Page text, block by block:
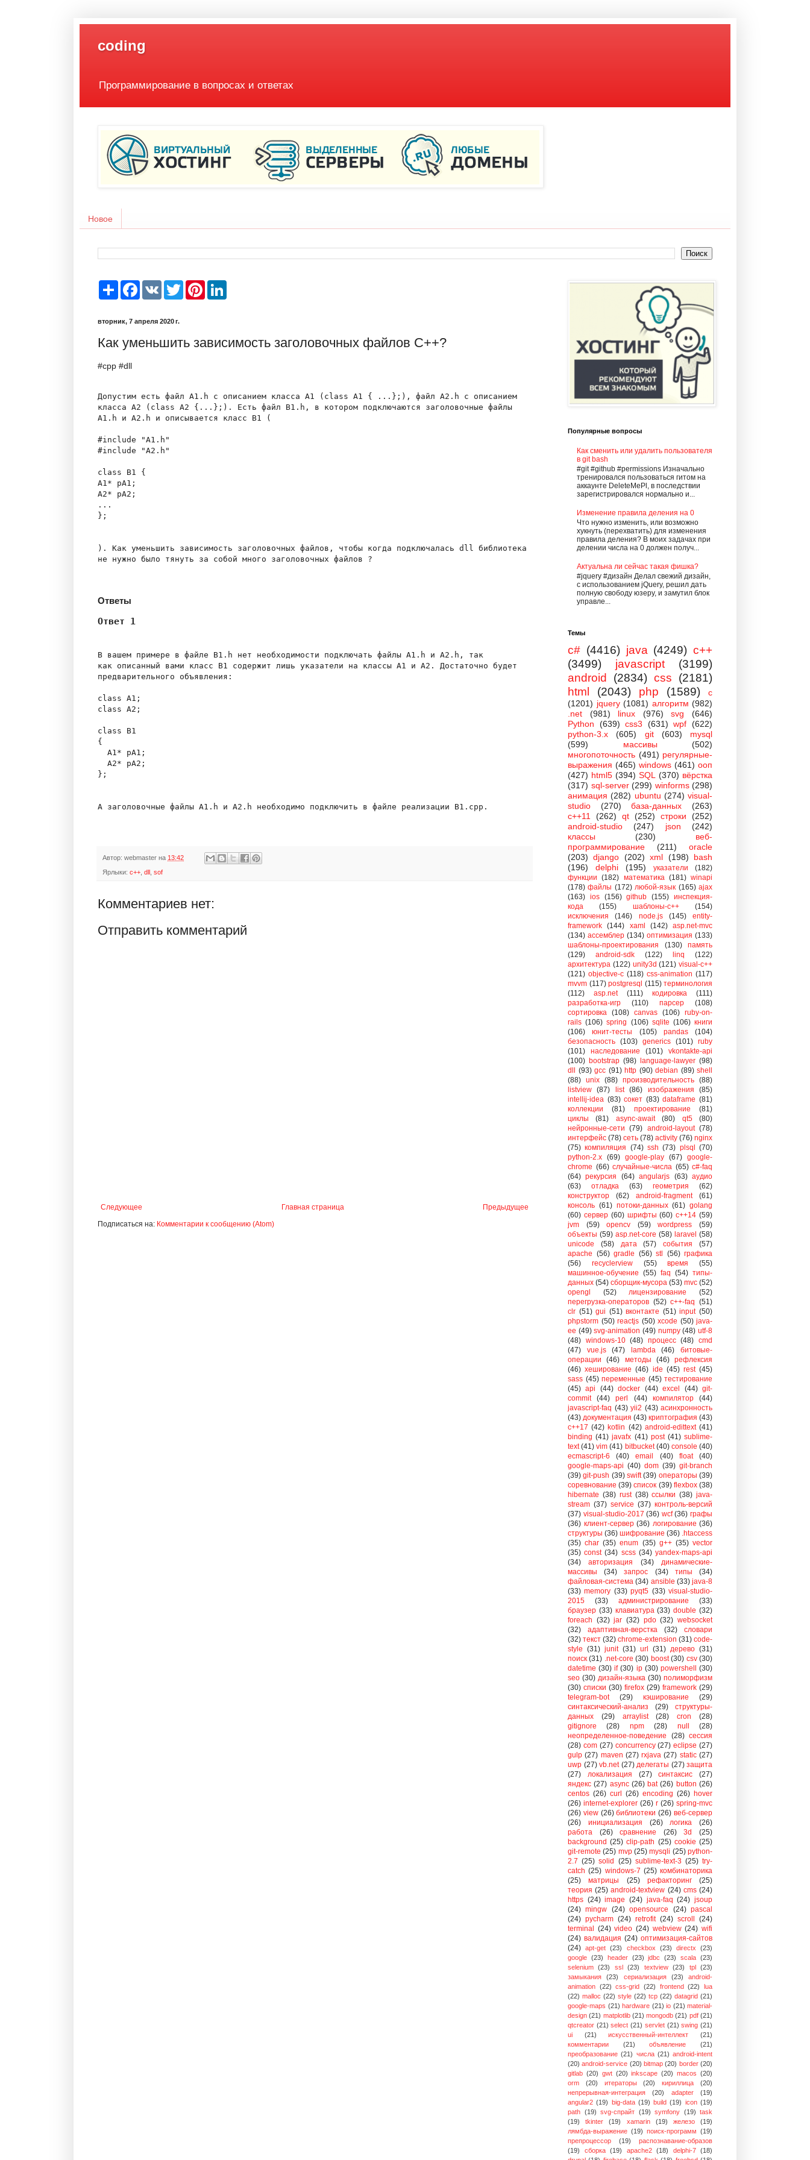
coding
Программирование в вопросах и ответах
Новое
e
b
o
w
r
e
I
вторник, 7 апреля 2020 г.
Как уменьшить зависимость заголовочных файлов C++?
#cpp #dll
Допустим есть файл A1.h с описанием класса A1 (class A1 { ...};), файл A2.h с описанием
класса A2 (class A2 {...};). Есть файл B1.h, в котором подключаются заголовочные файлы
A1.h и A2.h и описывается класс B1 (
#include "A1.h"
#include "A2.h"
class B1 {
A1* pA1;
A2* pA2;
...
};
). Как уменьшить зависимость заголовочных файлов, чтобы когда подключалась dll библиотека
не нужно было тянуть за собой много заголовочных файлов ?
Ответы
Ответ 1
В вашем примере в файле B1.h нет необходимости подключать файлы A1.h и A2.h, так
как описанный вами класс В1 содержит лишь указатели на классы А1 и А2. Достаточно будет
предварительного объявления:
class A1;
class A2;
class B1
{
  A1* pA1;
  A2* pA2;
};
Автор: webmaster на 13:42
Ярлыки: c++, dll , sof
Комментариев нет:
Отправить комментарий
Следующее Предыдущее
Главная страница
Подписаться на: Комментарии к сообщению (Atom)
Популярные вопросы
Как сменить или удалить пользователя
в git bash
#git #github #permissions Изначально
тренировался пользоваться гитом на
аккаунте DeleteMePl, в последствии
зарегистрировался нормально и...
Изменение правила деления на 0
Что нужно изменить, или возможно
хукнуть (перехватить) для изменения
правила деления? В моих задачах при
делении числа на 0 должен получ...
Актуальна ли сейчас такая фишка?
#jquery #дизайн Делал свежий дизайн,
с использованием jQuery, решил дать
полную свободу юзеру, и замутил блок
управле...
Темы
c# (4416) java (4249) c++
(3499)
javascript
(3199)
android
(2834) css
(2181)
html
(2043) php (1589)
c
(1201) jquery (1081) алгоритм (982)
.net
(981) linux (976) svg
(646)
Python
(639) css3 (631) wpf (622)
python-3.x
(605) git (603)
mysql
(599)
массивы
(502)
многопоточность (491) регулярные-
выражения (465) windows (461) ооп
(427) html5 (394) SQL (370) вёрстка
(317) sql-server (299) winforms (298)
анимация (282) ubuntu (274) visual-
studio
(270) база-данных
(263)
c++11
(262) qt (252) строки
(252)
android-studio
(247) json
(242)
классы
(230)
веб-
программирование
(211)
oracle
(203) django (202) xml (198)
bash
(196)
delphi (195) указатели
(182)
функции (182) математика (181) winapi
(178) файлы (172) любой-язык (165) ajax
(163) ios (156) github (155) инспекция-
кода
(155) шаблоны-с++
(154)
исключения
(146) node.js (145)
entity-
framework (144) xaml (142) asp.net-mvc
(134) ассемблер (134) оптимизация (133)
шаблоны-проектирования
(130)
память
(129)
android-sdk (122) linq
(122)
архитектура (122) unity3d (121) visual-c++
(121) objective-c (118) css-animation (117)
mvvm (117) postgresql (115) терминология
(112)
asp.net (111) кодировка
(111)
разработка-игр
(110) парсер
(108)
сортировка
(108) canvas (106) ruby-on-
rails (106) spring (106) sqlite (106) книги
(106)
юнит-тесты (105) pandas
(104)
безопасность (103) generics (101) ruby
(101)
наследование (101)
vkontakte-api
(100) bootstrap (98) language-lawyer (98)
dll (93) gcc (91) http (90) debian (89) shell
(88) unix (88) производительность (88)
listview
(87) list (86) изображения
(85)
intellij-idea (83) сокет (83) dataframe (81)
коллекции
(81) проектирование
(81)
циклы
(81) async-await (80) qt5
(80)
нейронные-сети (79) android-layout (78)
интерфейс (78) сеть (78) activity (76) nginx
(75) компиляция (74) ssh (73) plsql (70)
python-2.x (69) google-play (67) google-
chrome (66) случайные-числа (65) c#-faq
(64) рекурсия (64) angularjs (63) аудио
(63)
отладка (63) геометрия
(62)
конструктор
(62) android-fragment
(61)
консоль (61) потоки-данных (61) golang
(60) сервер (60) шрифты (60) c++14 (59)
jvm
(59) opencv (59) wordpress
(59)
объекты (59) asp.net-core (58) laravel (58)
unicode
(58) дата (57) события
(57)
apache (56) gradle (56) stl (56) графика
(56)
recyclerview (55) время
(55)
машинное-обучение (55) faq (54) типы-
данных (54) сборщик-мусора (53) mvc (52)
opengl
(52) лицензирование
(52)
перегрузка-операторов (52) c++-faq (51)
clr (51) gui (51) вконтакте (51) input (50)
phpstorm (50) reactjs (50) xcode (50) java-
ee (49) svg-animation (49) numpy (48) utf-8
(48) windows-10 (48) процесс (48) cmd
(47)
vue.js (47) lambda (46)
битовые-
операции
(46) методы (46) рефлексия
(46) хеширование (46) ide (45) rest (45)
sass (45) переменные (45) тестирование
(45) api (44) docker (44) excel (44) git-
commit
(44) perl (44) компилятор
(44)
javascript-faq (43) yii2 (43) асинхронность
(43) документация (43) криптография (43)
c++17 (42) kotlin (42) android-edittext (41)
binding (41) javafx (41) post (41) sublime-
text (41) vim (41) bitbucket (40) console (40)
ecmascript-6
(40) email (40) float
(40)
google-maps-api (40) dom (39) git-branch
(39) git-push (39) swift (39) операторы (39)
соревнование (39) список (39) flexbox (38)
hibernate (38) rust (38) ссылки (38) java-
stream (37) service (37) контроль-версий
(37) visual-studio-2017 (36) wcf (36) графы
(36) клиент-сервер (36) логирование (36)
структуры (36) шифрование (36) .htaccess
(35) char (35) enum (35) g++ (35) vector
(35) const (34) scss (34) yandex-maps-api
(34)
авторизация (34)
динамические-
массивы
(34) запрос (34) типы
(34)
файловая-система (34) ansible (33) java-8
(33) memory (33) pyqt5 (33) visual-studio-
2015
(33) администрирование
(33)
браузер (33) клавиатура (33) double (32)
foreach (32) jar (32) pdo (32) websocket
(32)
адаптивная-верстка (32)
словари
(32) текст (32) chrome-extension (31) code-
style (31) junit (31) url (31) дерево (31)
поиск (31) .net-core (30) boost (30) csv (30)
datetime (30) if (30) ip (30) powershell (30)
seo (30) дизайн-языка (30) полиморфизм
(30) списки (30) firefox (29) framework (29)
telegram-bot
(29) кэширование
(29)
синтаксический-анализ
(29)
структуры-
данных
(29) arraylist (28) cron
(28)
gitignore
(28) npm (28) null
(28)
неопределенное-поведение
(28) сессия
(28) com (27) concurrency (27) eclipse (27)
gulp (27) maven (27) rxjava (27) static (27)
uwp (27) vb.net (27) делегаты (27) защита
(27)
локализация (27) синтаксис
(27)
яндекс (27) async (26) bat (26) button (26)
centos (26) curl (26) encoding (26) hover
(26) internet-explorer (26) r (26) spring-mvc
(26) view (26) библиотеки (26) веб-сервер
(26)
инициализация (26) логика
(26)
работа
(26) сравнение (26) 3d
(25)
background (25) clip-path (25) cookie (25)
git-remote (25) mvp (25) mysqli (25) python-
2.7 (25) solid (25) sublime-text-3 (25) try-
catch (25) windows-7 (25) комбинаторика
(25)
матрицы (25) рефакторинг
(25)
теория (25) android-textview (24) cms (24)
https (24) image (24) java-faq (24) jsoup
(24) mingw (24) opensource (24) pascal
(24) pycharm (24) retrofit (24) scroll (24)
terminal (24) video (24) webview (24) wifi
(24) валидация (24) оптимизация-сайтов
(24) apt-get (23) checkbox (23) directx
(23)
google (23) header (23) jdbc (23) scala (23)
selenium
(23) ssl (23) textview (23) tpl
(23)
замыкания
(23) сериализация (23)
android-
animation (22) css-grid (22) frontend (22)
lua
(22) malloc (22) style (22) tcp (22) datagrid (21)
google-maps (21) hardware (21) io (21) material-
design (21) matplotlib (21) mongodb (21) pdf (21)
qtcreator (21) select (21) servlet (21) swing (21)
ui
(21) искусственный-интеллект
(21)
комментарии
(21) объявление
(21)
преобразование (21) числа (21) android-intent
(20) android-service (20) bitmap (20) border (20)
gitlab (20) gwt (20) inkscape (20) macos (20)
orm
(20) итераторы (20) кириллица
(20)
непрерывная-интеграция
(20) adapter
(19)
angular2 (19) big-data (19) build (19) icon (19)
path (19) svg-спрайт (19) symfony (19) task
(19)
tkinter (19) xamarin (19) железо
(19)
лямбда-выражение (19) поиск-программ (19)
препроцессор
(19)
распознавание-образов
(19)
сборка (19) apache2 (18) delphi-7
(18)